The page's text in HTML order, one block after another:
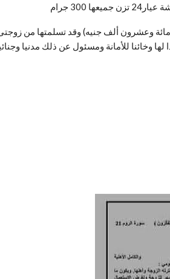
جرام
المنقولات جميعا مبلغ 120000 جنية (فقط مائة وعشرون ألف
وخائنا للأمانة ومسئول عن ذلك مدنيا